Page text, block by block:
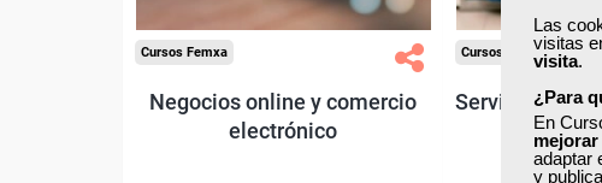
Las
visitas
visita.
¿Para
En
adaptar
y
Cursos Femxa
Negocios online y comercio
electrónico
Cursos Femxa
Servicio de